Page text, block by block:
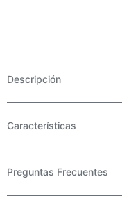
Descripción
Características
Preguntas Frecuentes